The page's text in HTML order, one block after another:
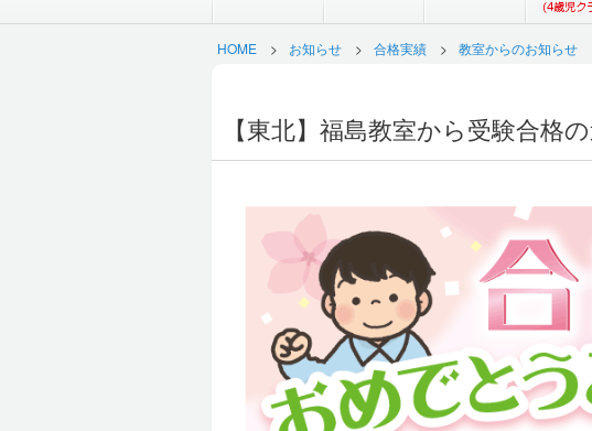
HOME > お知らせ > 合格実績 > 教室からのお知らせ
【東北】福島教室から受験合格